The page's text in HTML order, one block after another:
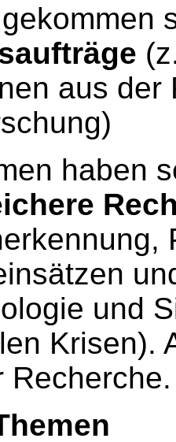
aus der
haben
und
Krisen).
Recherche.